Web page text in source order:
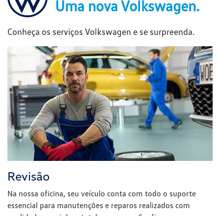
Revisão
Na nossa oficina, seu veículo conta com todo o suporte
essencial para manutenções e reparos realizados com
qualidade, precisão e total segurança. Confie seu carro com
tranquilidade. Aqui, nossa equipe de especialistas cuida de
cada detalhe para garantir que ele esteja sempre em
perfeitas condições.
Clique e saiba mais